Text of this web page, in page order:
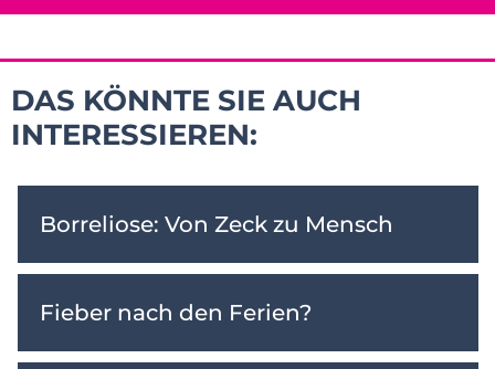
DAS KÖNNTE SIE AUCH
INTERESSIEREN:
Borreliose: Von Zeck zu Mensch
Fieber nach den Ferien?